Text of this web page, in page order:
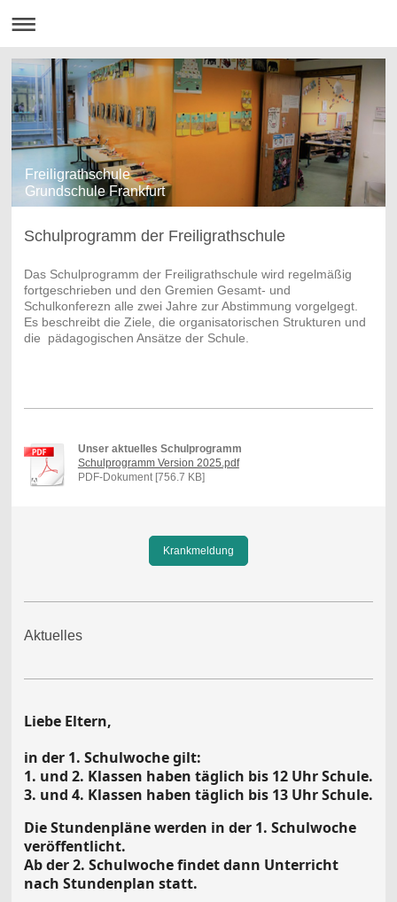
Freiligrathschule
Grundschule Frankfurt
Schulprogramm der Freiligrathschule
Das Schulprogramm der Freiligrathschule wird regelmäßig
fortgeschrieben und den Gremien Gesamt- und
Schulkonferezn alle zwei Jahre zur Abstimmung vorgelgegt.
Es beschreibt die Ziele, die organisatorischen Strukturen und
die pädagogischen Ansätze der Schule.
Unser aktuelles Schulprogramm
Schulprogramm Version 2025.pdf
PDF-Dokument [756.7 KB]
Krankmeldung
Aktuelles
Liebe Eltern,
in der 1. Schulwoche gilt:
1. und 2. Klassen haben täglich bis 12 Uhr Schule.
3. und 4. Klassen haben täglich bis 13 Uhr Schule.
Die Stundenpläne werden in der 1. Schulwoche
veröffentlicht.
Ab der 2. Schulwoche findet dann Unterricht
nach Stundenplan statt.